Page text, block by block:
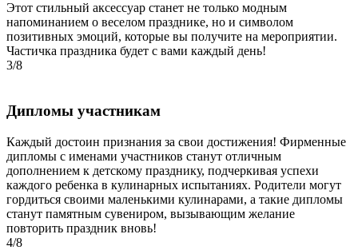
Этот стильный аксессуар станет не только модным
напоминанием о веселом празднике, но и символом
позитивных эмоций, которые вы получите на мероприятии.
Частичка праздника будет с вами каждый день!
3/8
Дипломы участникам
Каждый достоин признания за свои достижения! Фирменные
дипломы с именами участников станут отличным
дополнением к детскому празднику, подчеркивая успехи
каждого ребенка в кулинарных испытаниях. Родители могут
гордиться своими маленькими кулинарами, а такие дипломы
станут памятным сувениром, вызывающим желание
повторить праздник вновь!
4/8